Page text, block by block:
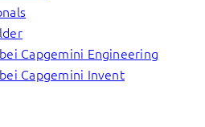
Capgemini Engineering
Capgemini Invent